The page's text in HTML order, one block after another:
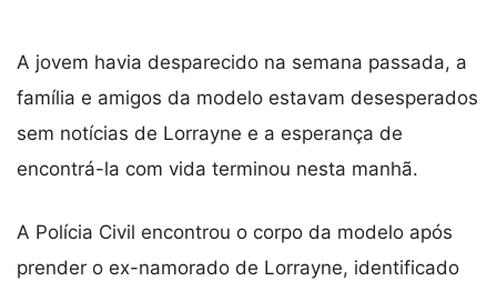
A jovem havia desparecido na semana passada, a
família e amigos da modelo estavam desesperados
sem notícias de Lorrayne e a esperança de
encontrá-la com vida terminou nesta manhã.
A Polícia Civil encontrou o corpo da modelo após
prender o ex-namorado de Lorrayne, identificado